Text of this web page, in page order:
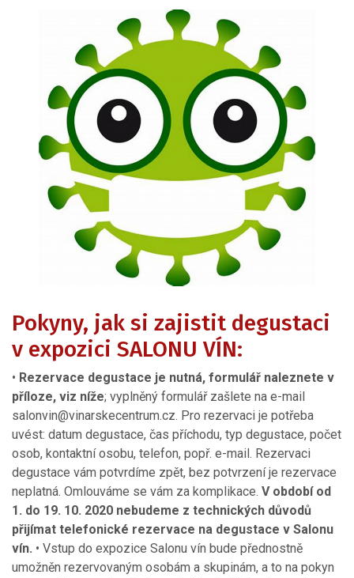
Pokyny, jak si zajistit degustaci
v expozici SALONU VÍN:
• Rezervace degustace je nutná, formulář naleznete v
příloze, viz níže; vyplněný formulář zašlete na e-mail
salonvin@vinarskecentrum.cz. Pro rezervaci je potřeba
uvést: datum degustace, čas příchodu, typ degustace, počet
osob, kontaktní osobu, telefon, popř. e-mail. Rezervaci
degustace vám potvrdíme zpět, bez potvrzení je rezervace
neplatná. Omlouváme se vám za komplikace. V období od
1. do 19. 10. 2020 nebudeme z technických důvodů
přijímat telefonické rezervace na degustace v Salonu
vín. • Vstup do expozice Salonu vín bude přednostně
umožněn rezervovaným osobám a skupinám, a to na pokyn